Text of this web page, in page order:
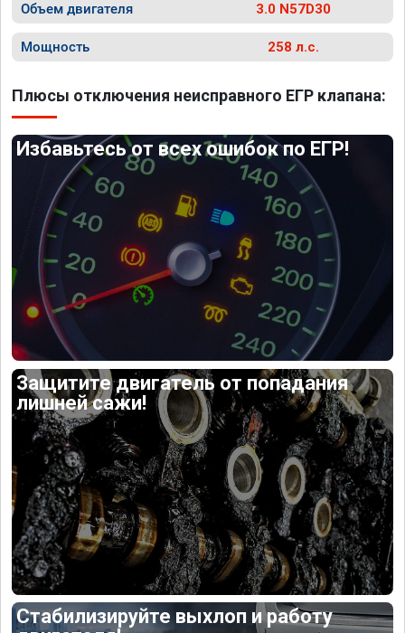
Объем двигателя 3.0 N57D30
Мощность 258 л.с.
Плюсы отключения неисправного ЕГР клапана:
Избавьтесь от всех ошибок по ЕГР!
Защитите двигатель от попадания
лишней сажи!
Стабилизируйте выхлоп и работу